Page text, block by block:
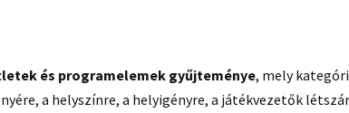
és programelemek gyűjteménye, mely
a helyszínre, a helyigényre, a játékvezetők